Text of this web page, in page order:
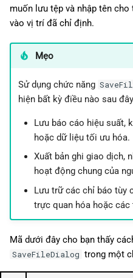
muốn lưu tệp và nhập tên
vào vị trí đã chỉ định.
Mẹo
Sử dụng chức năng
hiện bất kỳ điều nào sau
Lưu báo cáo hiệu suất,
hoặc dữ liệu tối ưu hóa.
Xuất bản ghi giao dịch,
hoạt động chung của
Lưu trữ các chỉ báo tùy
trực quan hóa hoặc
Mã dưới đây cho bạn thấy
SaveFileDialog trong một